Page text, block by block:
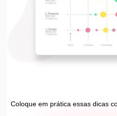
Coloque em prática essas dicas